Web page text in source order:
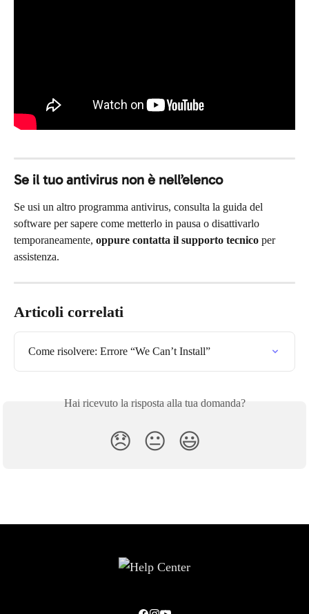
Se il tuo antivirus non è nell’elenco
Se usi un altro programma antivirus, consulta la guida del
software per sapere come metterlo in pausa o disattivarlo
temporaneamente, oppure contatta il supporto tecnico per
assistenza.
Articoli correlati
Come risolvere: Errore “We Can’t Install”
Hai ricevuto la risposta alla tua domanda?
😞 😐 😃